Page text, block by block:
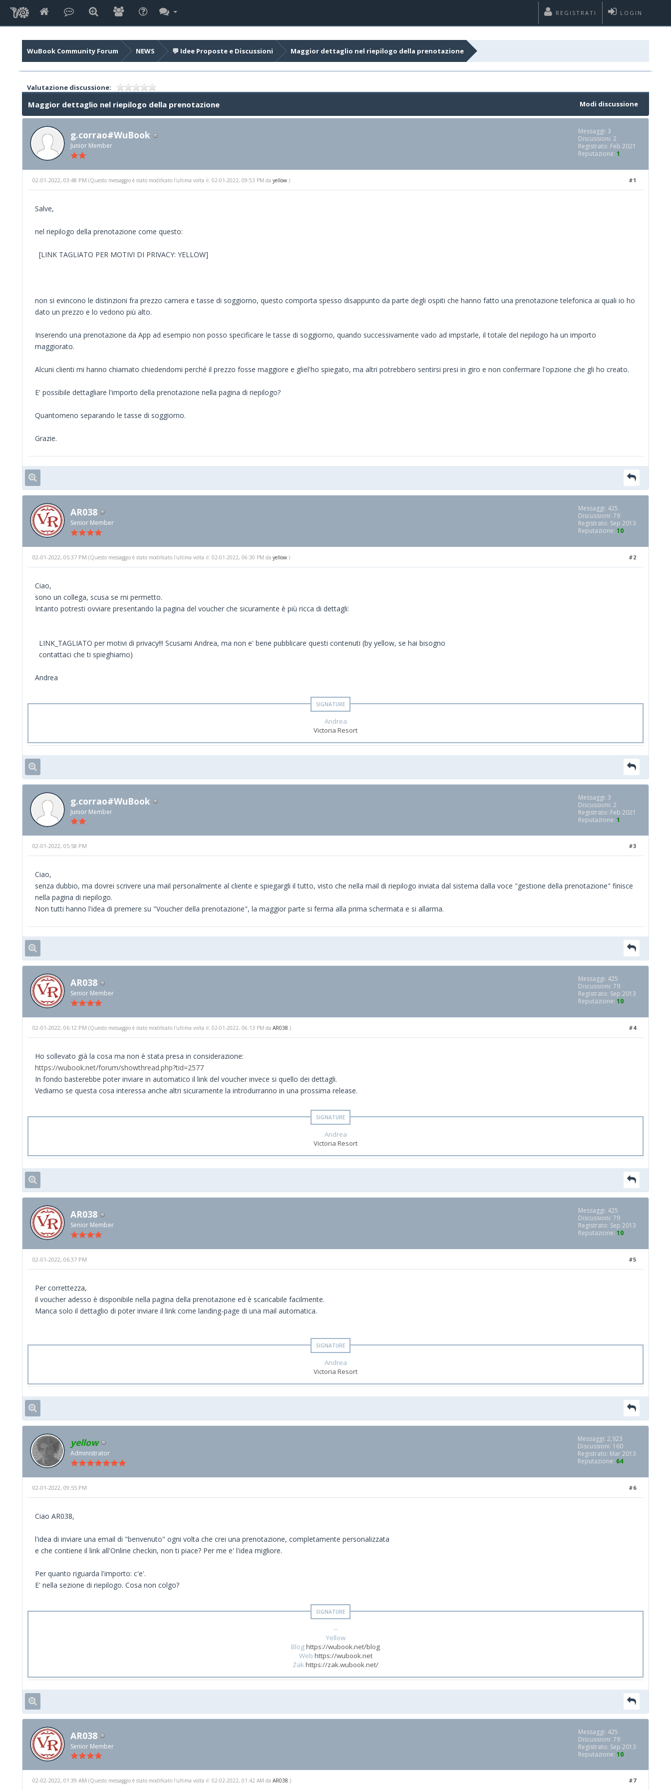
LOGIN
REGISTRATI
WuBook Community Forum NEWS 💬 Idee Proposte e Discussioni Maggior dettaglio nel riepilogo della prenotazione
Valutazione discussione:
Modi discussione
Maggior dettaglio nel riepilogo della prenotazione
g.corrao#WuBook
Junior Member
Messaggi: 3
Discussioni: 2
Registrato: Feb 2021
Reputazione: 1
#1
02-01-2022, 03:48 PM (Questo messaggio è stato modificato l'ultima volta il: 02-01-2022, 09:53 PM da yellow .)
Salve,
nel riepilogo della prenotazione come questo:
[LINK TAGLIATO PER MOTIVI DI PRIVACY: YELLOW]
non si evincono le distinzioni fra prezzo camera e tasse di soggiorno, questo comporta spesso disappunto da parte degli ospiti che hanno fatto una prenotazione telefonica ai quali io ho
dato un prezzo e lo vedono più alto.
Inserendo una prenotazione da App ad esempio non posso specificare le tasse di soggiorno, quando successivamente vado ad impstarle, il totale del riepilogo ha un importo
maggiorato.
Alcuni clienti mi hanno chiamato chiedendomi perché il prezzo fosse maggiore e gliel'ho spiegato, ma altri potrebbero sentirsi presi in giro e non confermare l'opzione che gli ho creato.
E' possibile dettagliare l'importo della prenotazione nella pagina di riepilogo?
Quantomeno separando le tasse di soggiorno.
Grazie.
AR038
Senior Member
Messaggi: 425
Discussioni: 79
Registrato: Sep 2013
Reputazione: 10
#2
02-01-2022, 05:37 PM (Questo messaggio è stato modificato l'ultima volta il: 02-01-2022, 06:30 PM da yellow .)
Ciao,
sono un collega, scusa se mi permetto.
Intanto potresti ovviare presentando la pagina del voucher che sicuramente è più ricca di dettagli:
LINK_TAGLIATO per motivi di privacy!!! Scusami Andrea, ma non e' bene pubblicare questi contenuti (by yellow, se hai bisogno
contattaci che ti spieghiamo)
Andrea
Andrea
Victoria Resort
g.corrao#WuBook
Junior Member
Messaggi: 3
Discussioni: 2
Registrato: Feb 2021
Reputazione: 1
#3
02-01-2022, 05:58 PM
Ciao,
senza dubbio, ma dovrei scrivere una mail personalmente al cliente e spiegargli il tutto, visto che nella mail di riepilogo inviata dal sistema dalla voce "gestione della prenotazione" finisce
nella pagina di riepilogo.
Non tutti hanno l'idea di premere su "Voucher della prenotazione", la maggior parte si ferma alla prima schermata e si allarma.
AR038
Senior Member
Messaggi: 425
Discussioni: 79
Registrato: Sep 2013
Reputazione: 10
#4
02-01-2022, 06:12 PM (Questo messaggio è stato modificato l'ultima volta il: 02-01-2022, 06:13 PM da AR038.)
Ho sollevato già la cosa ma non è stata presa in considerazione:
https://wubook.net/forum/showthread.php?tid=2577
In fondo basterebbe poter inviare in automatico il link del voucher invece si quello dei dettagli.
Vediamo se questa cosa interessa anche altri sicuramente la introdurranno in una prossima release.
Andrea
Victoria Resort
AR038
Senior Member
Messaggi: 425
Discussioni: 79
Registrato: Sep 2013
Reputazione: 10
#5
02-01-2022, 06:37 PM
Per correttezza,
il voucher adesso è disponibile nella pagina della prenotazione ed è scaricabile facilmente.
Manca solo il dettaglio di poter inviare il link come landing-page di una mail automatica.
Andrea
Victoria Resort
yellow
Administrator
Messaggi: 2,923
Discussioni: 160
Registrato: Mar 2013
Reputazione: 64
#6
02-01-2022, 09:55 PM
Ciao AR038,
l'idea di inviare una email di "benvenuto" ogni volta che crei una prenotazione, completamente personalizzata
e che contiene il link all'Online checkin, non ti piace? Per me e' l'idea migliore.
Per quanto riguarda l'importo: c'e'.
E' nella sezione di riepilogo. Cosa non colgo?
--
Yellow
Bloghttps://wubook.net/blog
Web https://wubook.net
Zakhttps://zak.wubook.net/
AR038
Senior Member
Messaggi: 425
Discussioni: 79
Registrato: Sep 2013
Reputazione: 10
#7
02-02-2022, 01:39 AM (Questo messaggio è stato modificato l'ultima volta il: 02-02-2022, 01:42 AM da AR038.)